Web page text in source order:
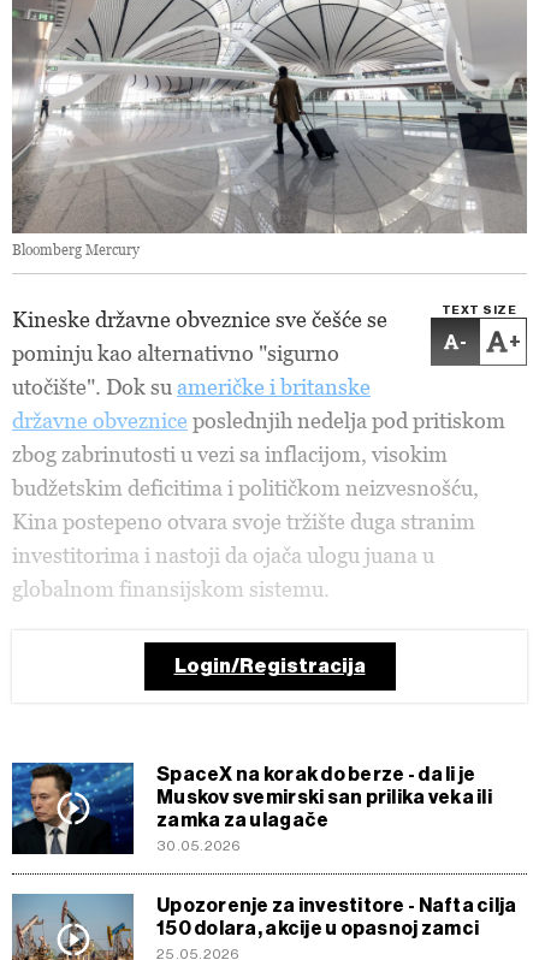
Bloomberg Mercury
TEXT SIZE
- +
Kineske državne obveznice sve češće se
pominju kao alternativno "sigurno
utočište". Dok su američke i britanske
državne obveznice poslednjih nedelja pod pritiskom
zbog zabrinutosti u vezi sa inflacijom, visokim
budžetskim deficitima i političkom neizvesnošću,
Kina postepeno otvara svoje tržište duga stranim
investitorima i nastoji da ojača ulogu juana u
globalnom finansijskom sistemu.
Login/Registracija
SpaceX na korak do berze - da li je
Muskov svemirski san prilika veka ili
zamka za ulagače
30.05.2026
Upozorenje za investitore - Nafta cilja
150 dolara, akcije u opasnoj zamci
25.05.2026